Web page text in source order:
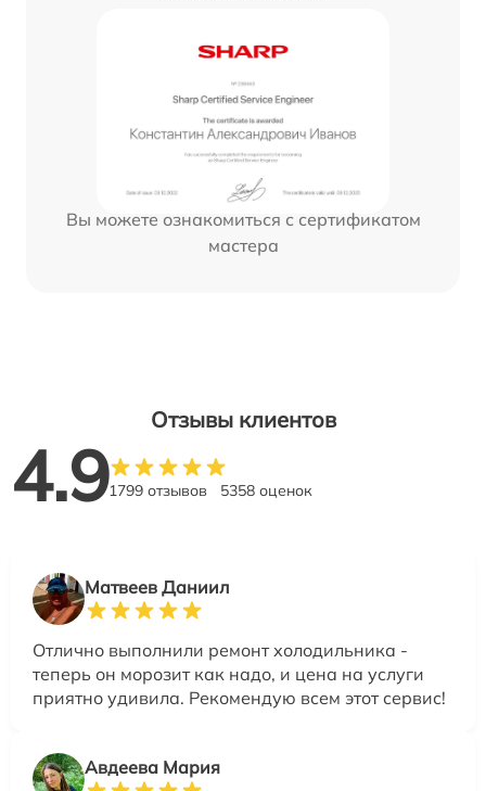
Вы можете ознакомиться с сертификатом
мастера
Отзывы клиентов
4.91799 отзывов 5358 оценок
Матвеев Даниил
Отлично выполнили ремонт холодильника -
теперь он морозит как надо, и цена на услуги
приятно удивила. Рекомендую всем этот сервис!
Авдеева Мария